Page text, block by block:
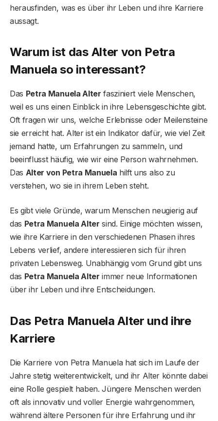
herausfinden, was es über ihr Leben und ihre Karriere
aussagt.
Warum ist das Alter von Petra
Manuela so interessant?
Das Petra Manuela Alter fasziniert viele Menschen,
weil es uns einen Einblick in ihre Lebensgeschichte gibt.
Oft fragen wir uns, welche Erlebnisse oder Meilensteine
sie erreicht hat. Alter ist ein Indikator dafür, wie viel Zeit
jemand hatte, um Erfahrungen zu sammeln, und
beeinflusst häufig, wie wir eine Person wahrnehmen.
Das Alter von Petra Manuela hilft uns also zu
verstehen, wo sie in ihrem Leben steht.
Es gibt viele Gründe, warum Menschen neugierig auf
das Petra Manuela Alter sind. Einige möchten wissen,
wie ihre Karriere in den verschiedenen Phasen ihres
Lebens verlief, andere interessieren sich für ihren
privaten Lebensweg. Unabhängig vom Grund gibt uns
das Petra Manuela Alter immer neue Informationen
über ihr Leben und ihre Entscheidungen.
Das Petra Manuela Alter und ihre
Karriere
Die Karriere von Petra Manuela hat sich im Laufe der
Jahre stetig weiterentwickelt, und ihr Alter könnte dabei
eine Rolle gespielt haben. Jüngere Menschen werden
oft als innovativ und voller Energie wahrgenommen,
während ältere Personen für ihre Erfahrung und ihr